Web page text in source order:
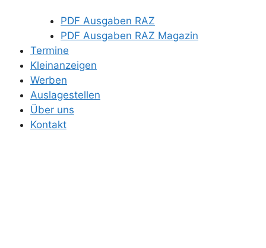
PDF Ausgaben RAZ
PDF Ausgaben RAZ Magazin
Termine
Kleinanzeigen
Werben
Auslagestellen
Über uns
Kontakt